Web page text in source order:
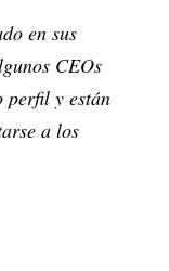
en sus
CEOs
perfil y están
a los